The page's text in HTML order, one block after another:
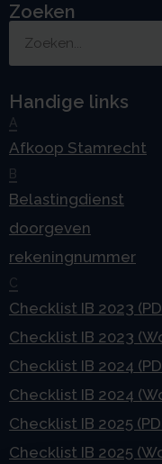
Zoeken
Handige links
A
Afkoop Stamrecht
B
Belastingdienst
doorgeven
rekeningnummer
C
Checklist IB 2023
Checklist IB 2023
Checklist IB 2024
Checklist IB 2024
Checklist IB 2025
Checklist IB 2025